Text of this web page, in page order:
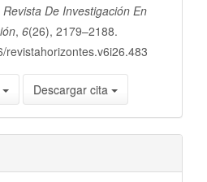
De Investigación En
, 6(26), 2179–2188.
revistahorizontes.v6i26.483
Descargar cita